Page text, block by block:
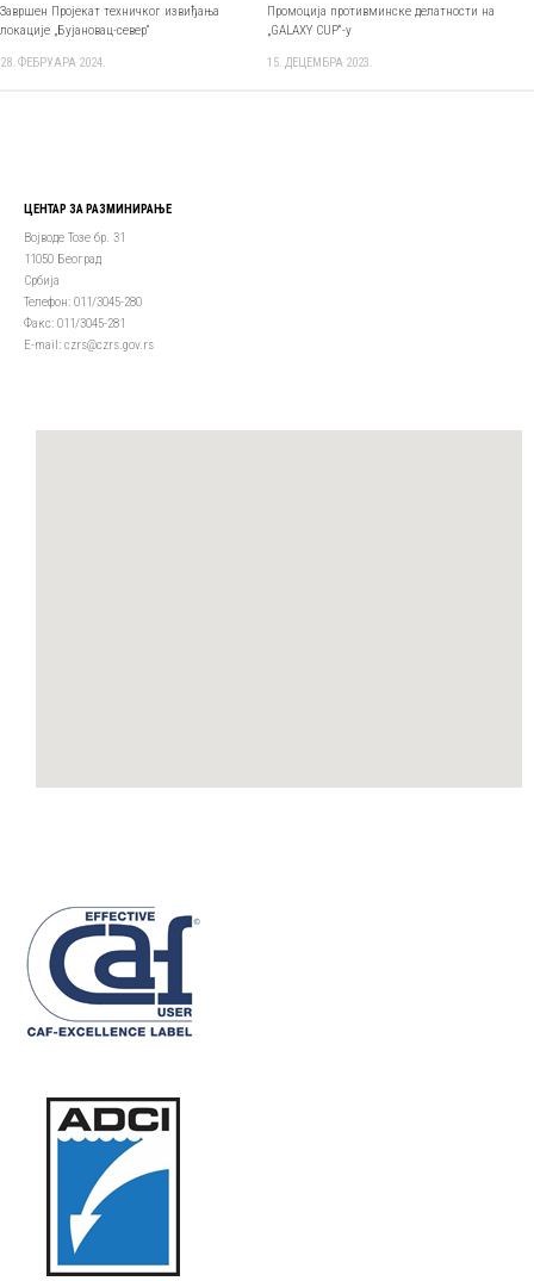
Завршен Пројекат техничког извиђања
локације „Бујановац-север“
28. ФЕБРУАРА 2024.
Промоција противминске делатности на
„GALAXY CUP“-у
15. ДЕЦЕМБРА 2023.
ЦЕНТАР ЗА РАЗМИНИРАЊЕ
Војводе Тозе бр. 31
11050 Београд
Србија
Телефон: 011/3045-280
Факс: 011/3045-281
Е-mail: czrs@czrs.gov.rs